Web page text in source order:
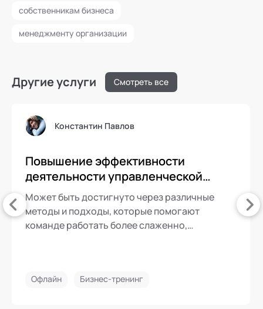
собственникам бизнеса
менеджменту организации
Другие услуги Смотреть все
Константин Павлов
Повышение эффективности
деятельности управленческой
команды
Может быть достигнуто через различные
методы и подходы, которые помогают
команде работать более слаженно,
Офлайн Бизнес-тренинг